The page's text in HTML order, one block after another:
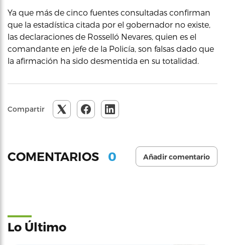
Ya que más de cinco fuentes consultadas confirman
que la estadística citada por el gobernador no existe,
las declaraciones de Rosselló Nevares, quien es el
comandante en jefe de la Policía, son falsas dado que
la afirmación ha sido desmentida en su totalidad.
Compartir
COMENTARIOS 0 Añadir comentario
Lo Último